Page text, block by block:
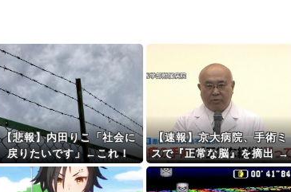
【悲報】内田りこ「社会に
戻りたいです」←これ！
【速報】京大病院、手術ミ
スで『正常な脳』を摘出 →
患者は自発呼吸不可能な植
物状態に